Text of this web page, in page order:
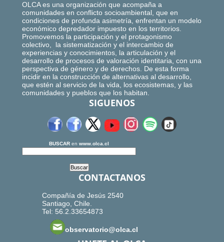
OLCA es una organización que acompaña a
comunidades en conflicto socioambiental, que en
condiciones de profunda asimetría, enfrentan un modelo
económico depredador impuesto en los territorios.
Promovemos la participación y el protagonismo
colectivo, la sistematización y el intercambio de
experiencias y conocimientos, la articulación y el
desarrollo de procesos de valoración identitaria, con una
perspectiva de género y de derechos. De esta forma
incidir en la construcción de alternativas al desarrollo,
que estén al servicio de la vida, los ecosistemas, y las
comunidades y pueblos que los habitan.
SIGUENOS
BUSCAR en www.olca.cl
CONTACTANOS
Compañía de Jesús 2540
Santiago, Chile.
Tel: 56.2.33654873
observatorio@olca.cl